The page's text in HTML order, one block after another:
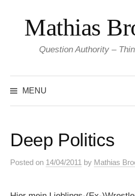
content
Mathias
Question Authority –
MENU
Deep Politics
Posted on 14/04/2011 by Mathias